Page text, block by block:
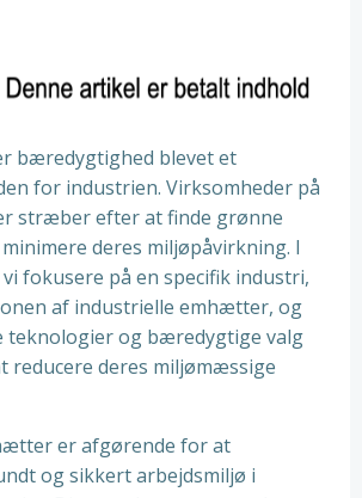
bæredygtighed blevet et
for industrien. Virksomheder på
stræber efter at finde grønne
deres miljøpåvirkning. I
fokusere på en specifik industri,
af industrielle emhætter, og
teknologier og bæredygtige valg
reducere deres miljømæssige
er afgørende for at
og sikkert arbejdsmiljø i